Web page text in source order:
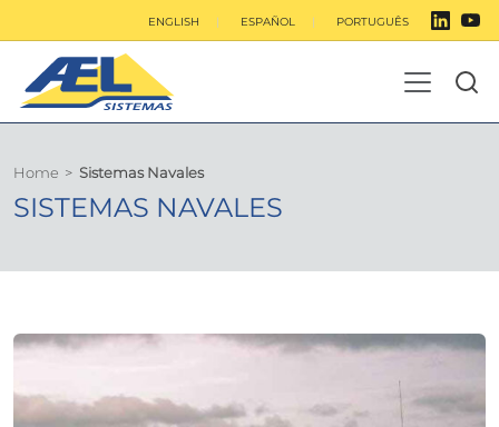
ENGLISH ESPAÑOL PORTUGUÊS
Home > Sistemas Navales
SISTEMAS NAVALES